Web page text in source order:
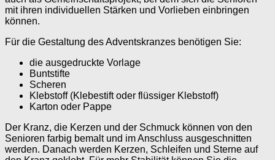
mit ihren individuellen Stärken und Vorlieben einbringen
können.
Für die Gestaltung des Adventskranzes benötigen Sie:
die ausgedruckte Vorlage
Buntstifte
Scheren
Klebstoff (Klebestift oder flüssiger Klebstoff)
Karton oder Pappe
Der Kranz, die Kerzen und der Schmuck können von den
Senioren farbig bemalt und im Anschluss ausgeschnitten
werden. Danach werden Kerzen, Schleifen und Sterne auf